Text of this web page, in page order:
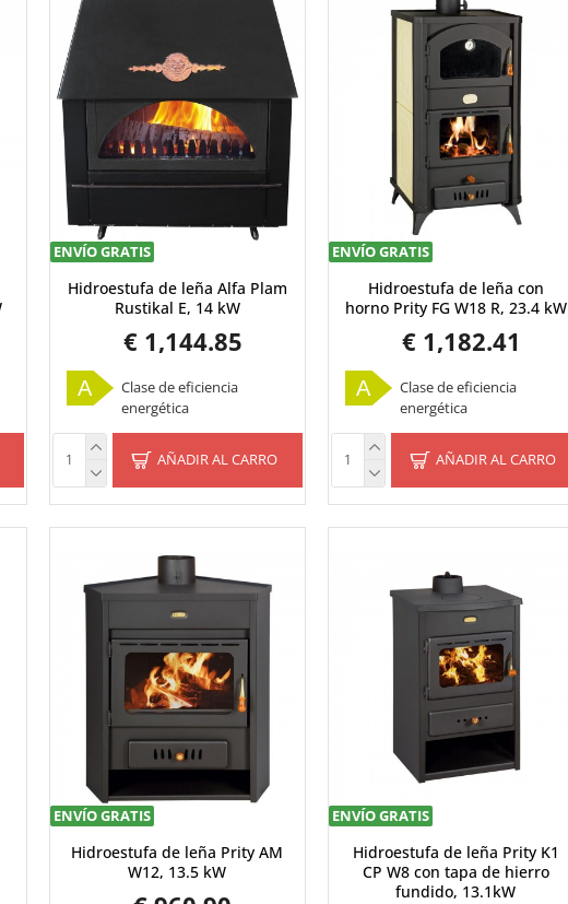
ENVÍO GRATIS
Hidroestufa de leña Alfa Plam
Rustikal E, 14 kW
€ 1,144.85
A
Clase de eficiencia
energética
AÑADIR AL CARRO
ENVÍO GRATIS
Hidroestufa de leña con
horno Prity FG W18 R, 23.4 kW
€ 1,182.41
A
Clase de eficiencia
energética
AÑADIR AL CARRO
ENVÍO GRATIS
Hidroestufa de leña Prity AM
W12, 13.5 kW
ENVÍO GRATIS
Hidroestufa de leña Prity K1
CP W8 con tapa de hierro
fundido, 13.1kW